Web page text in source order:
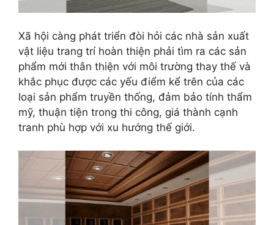
Xã hội càng phát triển đòi hỏi các nhà sản xuất
vật liệu trang trí hoàn thiện phải tìm ra các sản
phẩm mới thân thiện với môi trường thay thế và
khắc phục được các yếu điểm kể trên của các
loại sản phẩm truyền thống, đảm bảo tính thẩm
mỹ, thuận tiện trong thi công, giá thành cạnh
tranh phù hợp với xu hướng thế giới.